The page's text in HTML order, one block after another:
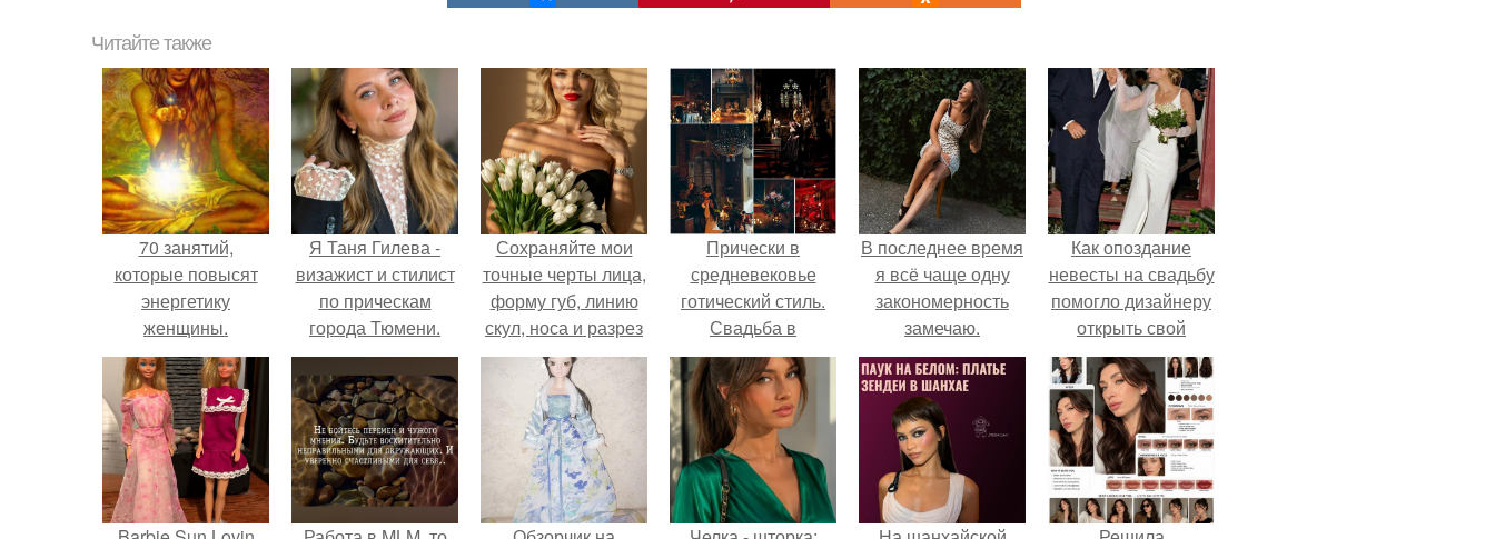
Читайте также
70 занятий,
которые повысят
энергетику
женщины.
Я Таня Гилева -
визажист и стилист
по прическам
города Тюмени.
Сохраняйте мои
точные черты лица,
форму губ, линию
скул, носа и разрез
глаз.
Прически в
средневековье
готический стиль.
Свадьба в
готическом стиле.
В последнее время
я всё чаще одну
закономерность
замечаю.
Как опоздание
невесты на свадьбу
помогло дизайнеру
открыть свой
бренд.